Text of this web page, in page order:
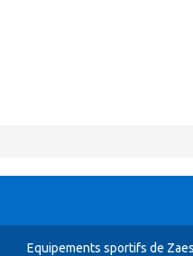
Equipements sportifs de